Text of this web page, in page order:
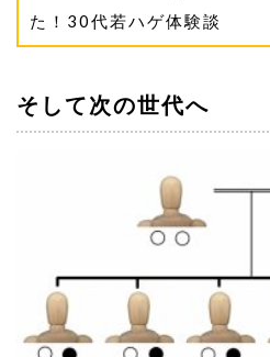
た！30代若ハゲ体験談
そして次の世代へ